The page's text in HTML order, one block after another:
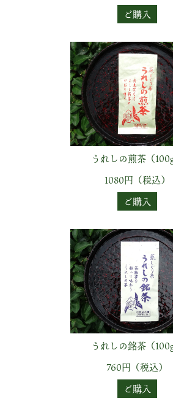
ご購入
うれしの煎茶（100g
1080円（税込）
ご購入
うれしの銘茶（100g
760円（税込）
ご購入